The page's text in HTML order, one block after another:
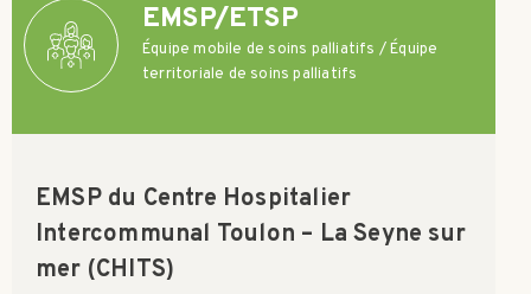
EMSP/ETSP
Équipe mobile de soins palliatifs / Équipe
territoriale de soins palliatifs
EMSP du Centre Hospitalier
Intercommunal Toulon – La Seyne sur
mer (CHITS)